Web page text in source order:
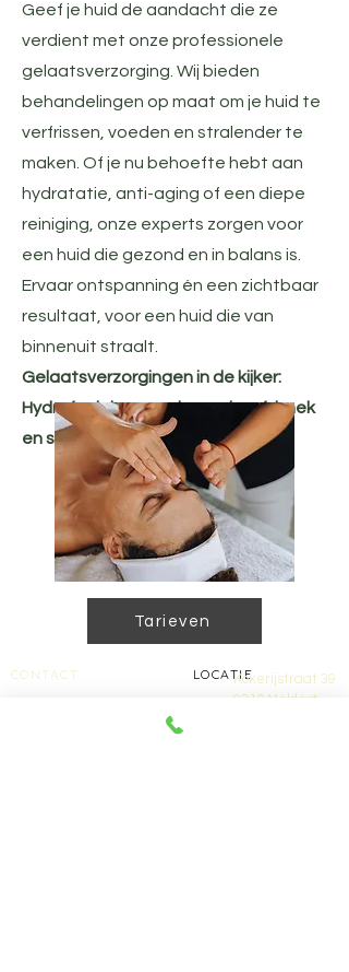
Geef je huid de aandacht die ze
verdient met onze professionele
gelaatsverzorging. Wij bieden
behandelingen op maat om je huid te
verfrissen, voeden en stralender te
maken. Of je nu behoefte hebt aan
hydratatie, anti-aging of een diepe
reiniging, onze experts zorgen voor
een huid die gezond en in balans is.
Ervaar ontspanning én een zichtbaar
resultaat, voor een huid die van
binnenuit straalt.
Gelaatsverzorgingen in de kijker:
Hydrafacial verzorging en hoofd, nek
en schoudermassage
Tarieven
CONTACT LOCATIEKokerijstraat 39
9310 Meldert